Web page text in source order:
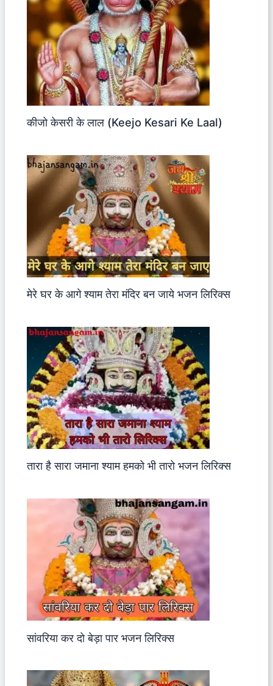
कीजो केसरी के लाल (Keejo Kesari Ke Laal)
मेरे घर के आगे श्याम तेरा मंदिर बन जाये भजन लिरिक्स
तारा है सारा जमाना श्याम हमको भी तारो भजन लिरिक्स
सांवरिया कर दो बेड़ा पार भजन लिरिक्स